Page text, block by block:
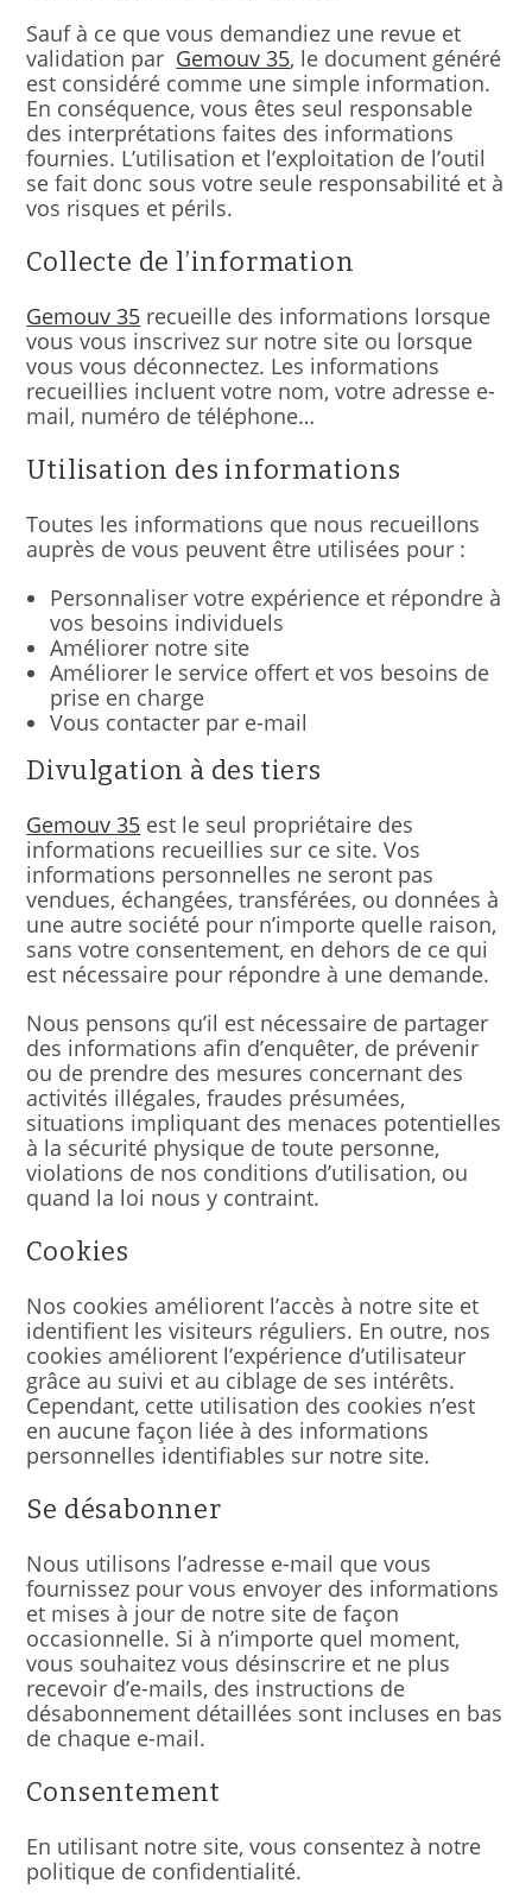
Sauf à ce que vous demandiez une revue et
validation par Gemouv 35, le document généré
est considéré comme une simple information.
En conséquence, vous êtes seul responsable
des interprétations faites des informations
fournies. L’utilisation et l’exploitation de l’outil
se fait donc sous votre seule responsabilité et à
vos risques et périls.
Collecte de l’information
Gemouv 35 recueille des informations lorsque
vous vous inscrivez sur notre site ou lorsque
vous vous déconnectez. Les informations
recueillies incluent votre nom, votre adresse e-
mail, numéro de téléphone…
Utilisation des informations
Toutes les informations que nous recueillons
auprès de vous peuvent être utilisées pour :
Personnaliser votre expérience et répondre à
vos besoins individuels
Améliorer notre site
Améliorer le service offert et vos besoins de
prise en charge
Vous contacter par e-mail
Divulgation à des tiers
Gemouv 35 est le seul propriétaire des
informations recueillies sur ce site. Vos
informations personnelles ne seront pas
vendues, échangées, transférées, ou données à
une autre société pour n’importe quelle raison,
sans votre consentement, en dehors de ce qui
est nécessaire pour répondre à une demande.
Nous pensons qu’il est nécessaire de partager
des informations afin d’enquêter, de prévenir
ou de prendre des mesures concernant des
activités illégales, fraudes présumées,
situations impliquant des menaces potentielles
à la sécurité physique de toute personne,
violations de nos conditions d’utilisation, ou
quand la loi nous y contraint.
Cookies
Nos cookies améliorent l’accès à notre site et
identifient les visiteurs réguliers. En outre, nos
cookies améliorent l’expérience d’utilisateur
grâce au suivi et au ciblage de ses intérêts.
Cependant, cette utilisation des cookies n’est
en aucune façon liée à des informations
personnelles identifiables sur notre site.
Se désabonner
Nous utilisons l’adresse e-mail que vous
fournissez pour vous envoyer des informations
et mises à jour de notre site de façon
occasionnelle. Si à n’importe quel moment,
vous souhaitez vous désinscrire et ne plus
recevoir d’e-mails, des instructions de
désabonnement détaillées sont incluses en bas
de chaque e-mail.
Consentement
En utilisant notre site, vous consentez à notre
politique de confidentialité.